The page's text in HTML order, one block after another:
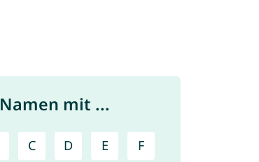
Namen mit ...
C D E F